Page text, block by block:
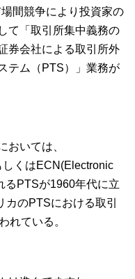
間競争により投資家の
て「取引所集中義務の
券会社による取引所外
テム（PTS）」業務が
おいては、
くはECN(Electronic
るPTSが1960年代に立
のPTSにおける取引
れている。